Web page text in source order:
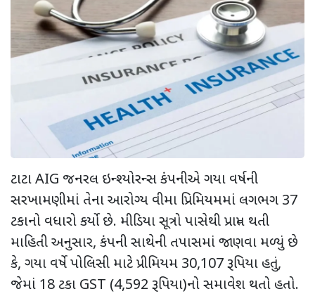
ટાટાAIG જનરલ ઇન્શ્યોરન્સ કંપનીએ ગયા વર્ષની
સરખામણીમાં તેના આરોગ્ય વીમા પ્રિમિયમમાં લગભગ 37
ટકાનો વધારો કર્યો છે. મીડિયા સૂત્રો પાસેથી પ્રાપ્ત થતી
માહિતી અનુસાર, કંપની સાથેની તપાસમાં જાણવા મળ્યું છે
કે, ગયા વર્ષે પોલિસી માટે પ્રીમિયમ 30,107રૂપિયા હતું,
જેમાં 18 ટકા GST (4,592 રૂપિયા)નો સમાવેશ થતો હતો.